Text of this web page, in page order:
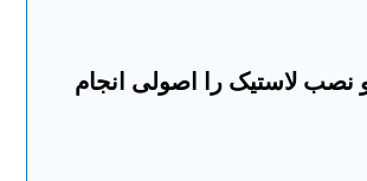
نصب لاستیک را اصولی انجام